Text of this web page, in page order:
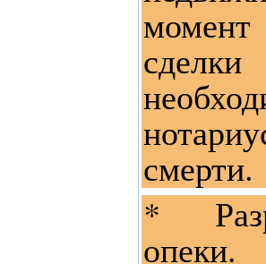
смерти.
*